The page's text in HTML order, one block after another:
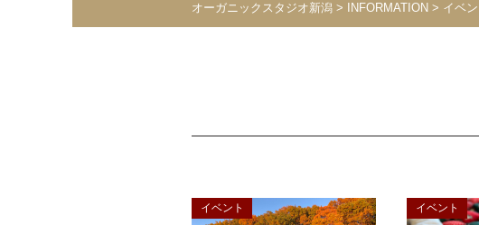
オーガニックスタジオ新潟 > INFORMATION > イベン
イベント イベント